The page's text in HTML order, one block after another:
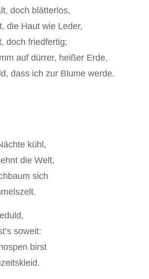
doch blätterlos,
die Haut wie Leder,
doch friedfertig;
auf dürrer, heißer Erde,
dass ich zur Blume werde.
kühl,
die Welt,
sich
soweit:
birst